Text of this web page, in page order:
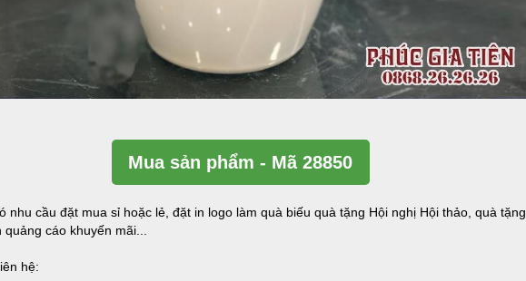
Mua sản phẩm - Mã 28850
nhu cầu đặt mua sỉ hoặc lẻ, đặt in logo làm quà biếu quà tặng Hội nghị Hội thảo, quà tặng
cáo khuyến mãi...
hệ: